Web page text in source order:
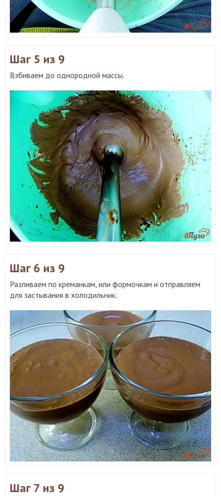
Шаг 5 из 9
Взбиваем до однородной массы.
Шаг 6 из 9
Разливаем по креманкам, или формочкам и отправляем
для застывания в холодильник.
Шаг 7 из 9